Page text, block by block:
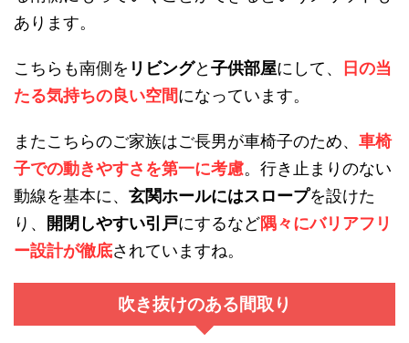
あります。
こちらも南側を リビングと子供部屋にして、
日の当
たる気持ちの良い空間になっています。
またこちらのご家族はご長男が車椅子のため、 車椅
子での動きやすさを第一に考慮。行き止まりのない
動線を基本に、 玄関ホールにはスロープを設けた
り、
開閉しやすい引戸にするなど隅々にバリアフリ
ー設計が徹底されていますね。
吹き抜けのある間取り